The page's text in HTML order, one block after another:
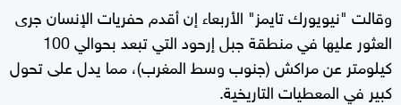
وقالت "نيويورك تايمز" الأربعاء إن أقدم حفريات الإنسان جرى
العثور عليها في منطقة جبل إرحود التي تبعد بحوالي 100
كيلومتر عن مراكش (جنوب وسط المغرب)، مما يدل على تحول
كبير في المعطيات التاريخية.